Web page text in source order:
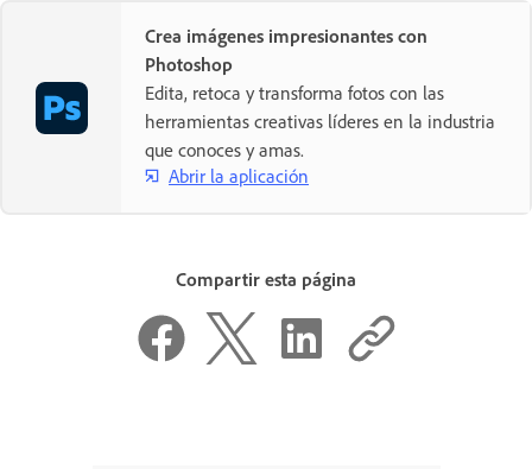
Crea imágenes impresionantes con
Photoshop
Edita, retoca y transforma fotos con las
herramientas creativas líderes en la industria
que conoces y amas.
Abrir la aplicación
Compartir esta página